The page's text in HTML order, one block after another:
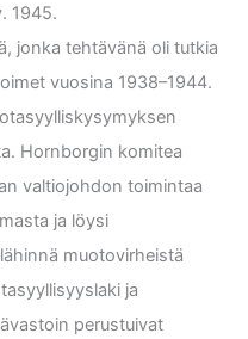
1945.
jonka tehtävänä oli tutkia
vuosina 1938–1944.
Hornborgin komitea
valtiojohdon toimintaa
ja löysi
muotovirheistä
ja
perustuivat